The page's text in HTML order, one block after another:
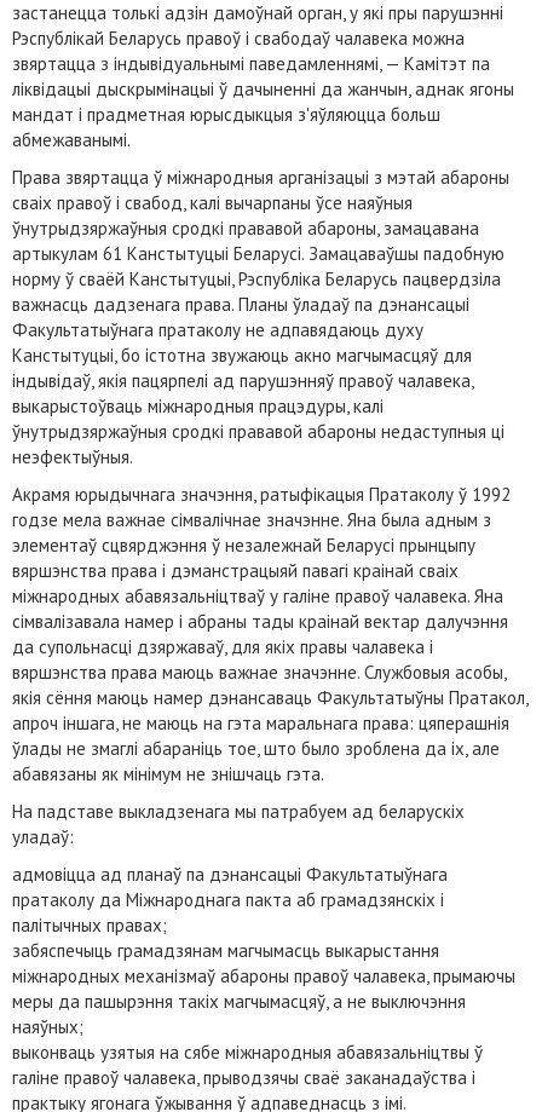
застанецца толькі адзін дамоўнай орган, у які пры парушэнні
Рэспублікай Беларусь правоў і свабодаў чалавека можна
звяртацца з індывідуальнымі паведамленнямі, — Камітэт па
ліквідацыі дыскрымінацыі ў дачыненні да жанчын, аднак ягоны
мандат і прадметная юрысдыкцыя з'яўляюцца больш
абмежаванымі.
Права звяртацца ў міжнародныя арганізацыі з мэтай абароны
сваіх правоў і свабод, калі вычарпаны ўсе наяўныя
ўнутрыдзяржаўныя сродкі прававой абароны, замацавана
артыкулам 61 Канстытуцыі Беларусі. Замацаваўшы падобную
норму ў сваёй Канстытуцыі, Рэспубліка Беларусь пацвердзіла
важнасць дадзенага права. Планы ўладаў па дэнансацыі
Факультатыўнага пратаколу не адпавядаюць духу
Канстытуцыі, бо істотна звужаюць акно магчымасцяў для
індывідаў, якія пацярпелі ад парушэнняў правоў чалавека,
выкарыстоўваць міжнародныя працэдуры, калі
ўнутрыдзяржаўныя сродкі прававой абароны недаступныя ці
неэфектыўныя.
Акрамя юрыдычнага значэння, ратыфікацыя Пратаколу ў 1992
годзе мела важнае сімвалічнае значэнне. Яна была адным з
элементаў сцвярджэння ў незалежнай Беларусі прынцыпу
вяршэнства права і дэманстрацыяй павагі краінай сваіх
міжнародных абавязальніцтваў у галіне правоў чалавека. Яна
сімвалізавала намер і абраны тады краінай вектар далучэння
да супольнасці дзяржаваў, для якіх правы чалавека і
вяршэнства права маюць важнае значэнне. Службовыя асобы,
якія сёння маюць намер дэнансаваць Факультатыўны Пратакол,
апроч іншага, не маюць на гэта маральнага права: цяперашнія
ўлады не змаглі абараніць тое, што было зроблена да іх, але
абавязаны як мінімум не знішчаць гэта.
На падставе выкладзенага мы патрабуем ад беларускіх
уладаў:
адмовіцца ад планаў па дэнансацыі Факультатыўнага
пратаколу да Міжнароднага пакта аб грамадзянскіх і
палітычных правах;
забяспечыць грамадзянам магчымасць выкарыстання
міжнародных механізмаў абароны правоў чалавека, прымаючы
меры да пашырэння такіх магчымасцяў, а не выключэння
наяўных;
выконваць узятыя на сябе міжнародныя абавязальніцтвы ў
галіне правоў чалавека, прыводзячы сваё заканадаўства і
практыку ягонага ўжывання ў адпаведнасць з імі.